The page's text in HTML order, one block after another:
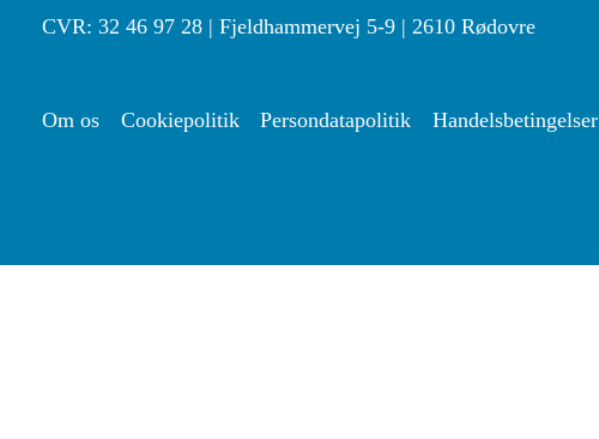
CVR: 32 46 97 28 | Fjeldhammervej 5-9 | 2610 Rødovre
Om os Cookiepolitik Persondatapolitik Handelsbetingelser